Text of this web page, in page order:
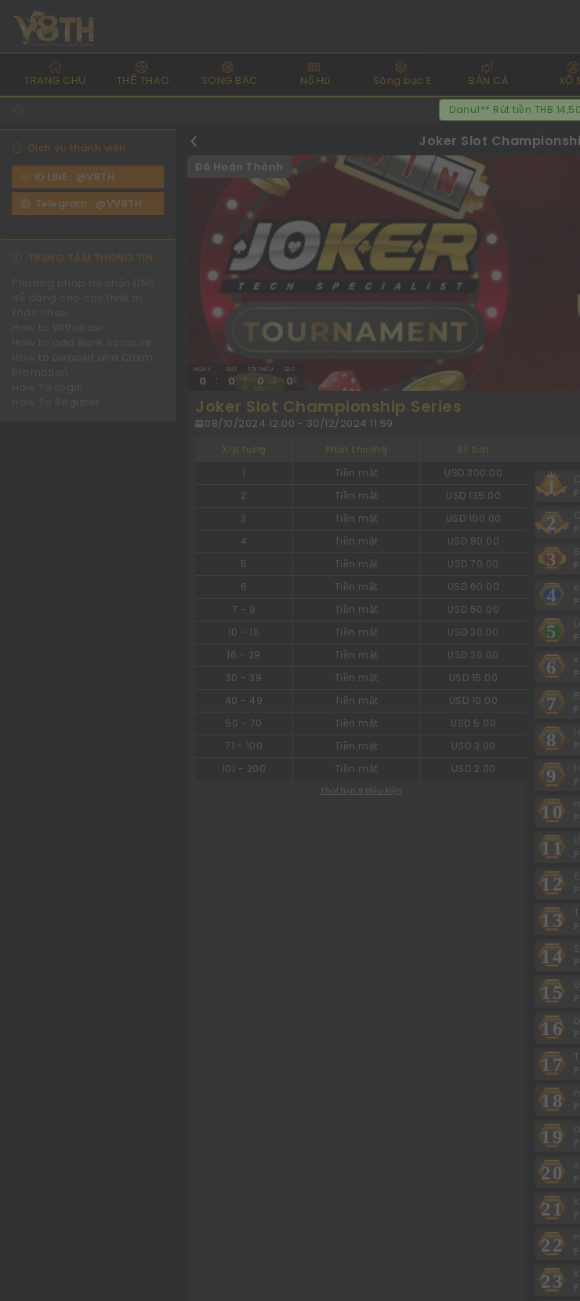
TRANG CHỦ THỂ THAO SÒNG BẠC Nổ Hũ Sòng bạc E BẮN CÁ XỔ
phuth** Rút tiền THB
Dịch vụ thành viên
ID LINE : @V8TH
Telegram : @VV8TH
TRUNG TÂM THÔNG TIN
Joker Slot
Đã Hoàn Thành
NGÀY
0 :
GIỜ
0 :
TỐI THIỂU
0 :
SEC
0
Joker Slot Championship Series
08/10/2024 12:00 - 30/12/2024 11:59
Xếp hạng Phần thưởng
Số tiền
1
Tiền mặt
USD 300.00
2
Tiền mặt
USD 135.00
3
Tiền mặt
USD 100.00
4
Tiền mặt
USD 80.00
5
Tiền mặt
USD 70.00
6
Tiền mặt
USD 60.00
7 - 9 Tiền mặt
USD 50.00
10 - 15 Tiền mặt
USD 30.00
16 - 29 Tiền mặt
USD 20.00
30 - 39 Tiền mặt
USD 15.00
40 - 49 Tiền mặt
USD 10.00
50 - 70 Tiền mặt
USD 5.00
71 - 100 Tiền mặt
USD 3.00
101 - 200 Tiền mặt USD 2.00
Thời hạn & Điều kiện
1
2
3
4
5
6
7
8
9
10
11
12
13
14
15
16
17
18
19
20
21
22
23